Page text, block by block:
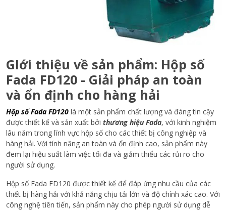
GIới thiệu về sản phẩm: Hộp số
Fada FD120 - Giải pháp an toàn
và ổn định cho hàng hải
Hộp số Fada FD120 là một sản phẩm chất lượng và đáng tin cậy
được thiết kế và sản xuất bởi thương hiệu Fada, với kinh nghiệm
lâu năm trong lĩnh vực hộp số cho các thiết bị công nghiệp và
hàng hải. Với tính năng an toàn và ổn định cao, sản phẩm này
đem lại hiệu suất làm việc tối đa và giảm thiểu các rủi ro cho
người sử dụng.
Hộp số Fada FD120 được thiết kế để đáp ứng nhu cầu của các
thiết bị hàng hải với khả năng chịu tải lớn và độ chính xác cao. Với
công nghệ tiên tiến, sản phẩm này cho phép người sử dụng dễ